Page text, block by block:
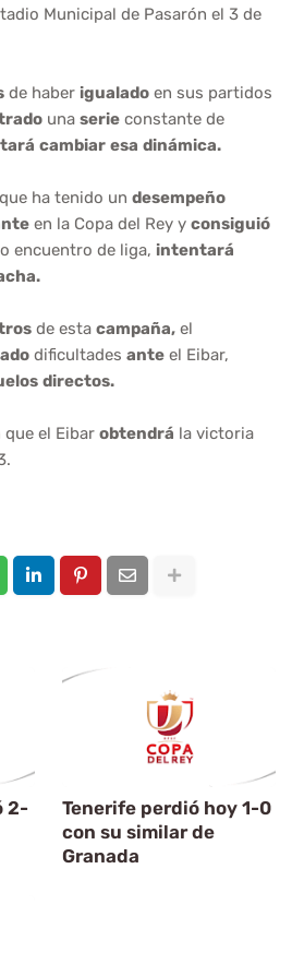
Municipal de Pasarón el 3 de
de haber igualado en sus partidos
una serie constante de
cambiar esa dinámica.
ha tenido un desempeño
en la Copa del Rey y consiguió
encuentro de liga, intentará
de esta campaña, el
dificultades ante el Eibar,
directos.
que el Eibar obtendrá la victoria
2-
Tenerife perdió hoy 1-0
con su similar de
Granada